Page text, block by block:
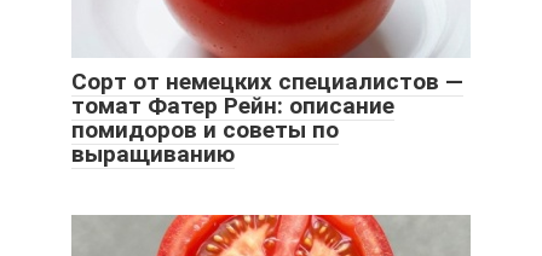
Сорт от немецких специалистов —
томат Фатер Рейн: описание
помидоров и советы по
выращиванию